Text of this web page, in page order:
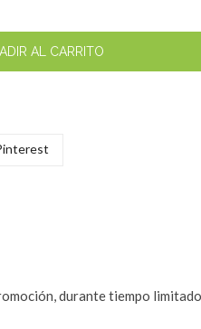
AL CARRITO
durante tiempo